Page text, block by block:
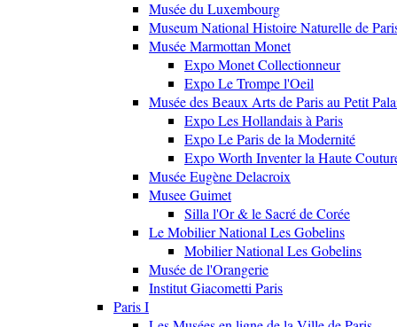
Musée du Luxembourg
Museum National Histoire Naturelle de
Musée Marmottan Monet
Expo Monet Collectionneur
Expo Le Trompe l'Oeil
Musée des Beaux Arts de Paris au Petit
Expo Les Hollandais à Paris
Expo Le Paris de la Modernité
Expo Worth Inventer la Haute
Musée Eugène Delacroix
Musee Guimet
Silla l'Or & le Sacré de Corée
Le Mobilier National Les Gobelins
Mobilier National Les Gobelins
Musée de l'Orangerie
Institut Giacometti Paris
Paris I